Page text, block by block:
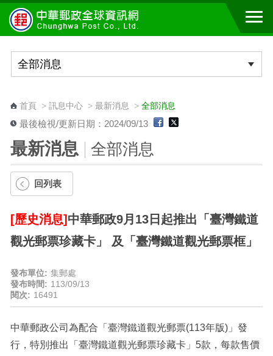
跳到主要內容區塊
首頁> 訊息中心> 最新消息 > 全部消息
最後檢視/更新日期：2024/09/13
最新消息 全部消息
回列表
[歷史消息] 中華郵政9月13日起推出「臺灣鐵道
觀光郵票珍藏卡」 及「臺灣鐵道觀光郵票框」
發布單位: 集郵處
發布時間: 113/09/13
閱次: 16491
中華郵政公司為配合「臺灣鐵道觀光郵票(113年版)」發
行，特別推出「臺灣鐵道觀光郵票珍藏卡」5款，每款售價